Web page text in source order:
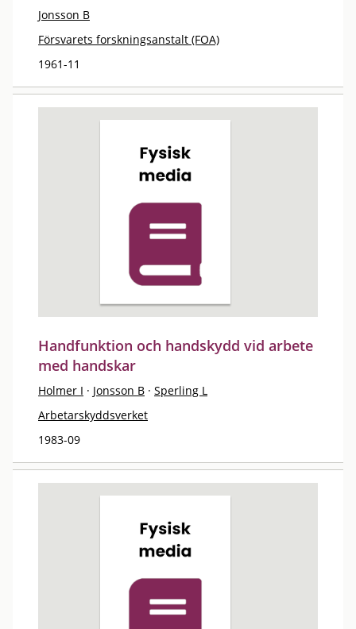
Jonsson B
Försvarets forskningsanstalt (FOA)
1961-11
Handfunktion och handskydd vid arbete
med handskar
Holmer I · Jonsson B · Sperling L
Arbetarskyddsverket
1983-09